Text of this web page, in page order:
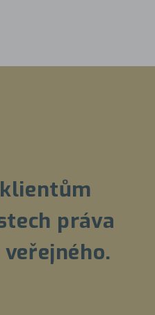
práva